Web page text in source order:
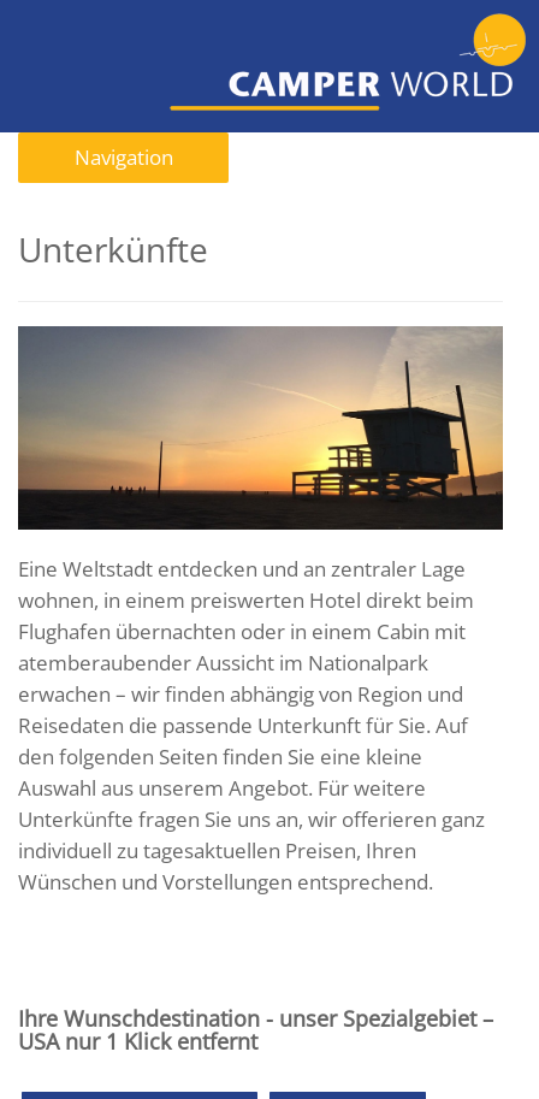
Navigation
Unterkünfte
Eine Weltstadt entdecken und an zentraler Lage
wohnen, in einem preiswerten Hotel direkt beim
Flughafen übernachten oder in einem Cabin mit
atemberaubender Aussicht im Nationalpark
erwachen – wir finden abhängig von Region und
Reisedaten die passende Unterkunft für Sie. Auf
den folgenden Seiten finden Sie eine kleine
Auswahl aus unserem Angebot. Für weitere
Unterkünfte fragen Sie uns an, wir offerieren ganz
individuell zu tagesaktuellen Preisen, Ihren
Wünschen und Vorstellungen entsprechend.
Ihre Wunschdestination - unser Spezialgebiet –
USA nur 1 Klick entfernt